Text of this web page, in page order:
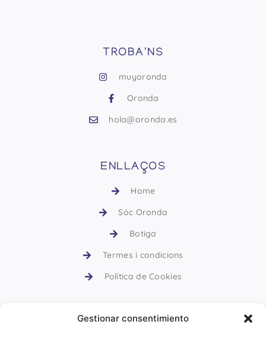
Gestionar consentimiento
TROBA'NS
muyoronda
Oronda
hola@oronda.es
ENLLAÇOS
Home
Sóc Oronda
Botiga
Termes i condicions
Política de Cookies
CURSOS DE CERÀMICA